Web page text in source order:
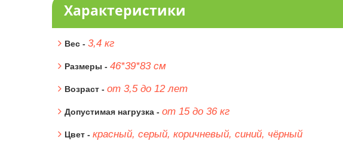
Характеристики
Вес - 3,4 кг
Размеры - 46*39*83 см
Возраст - от 3,5 до 12 лет
Допустимая нагрузка - от 15 до 36 кг
Цвет - красный, серый, коричневый, синий, чёрный